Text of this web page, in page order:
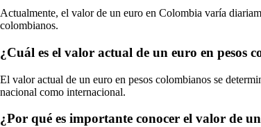
Actualmente, el valor de un euro en Colombia varía
colombianos.
¿Cuál es el valor actual de un euro en pesos
El valor actual de un euro en pesos colombianos se
nacional como internacional.
¿Por qué es importante conocer el valor de